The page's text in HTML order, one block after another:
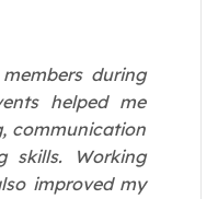
during
helped me
communication
skills. Working
improved my